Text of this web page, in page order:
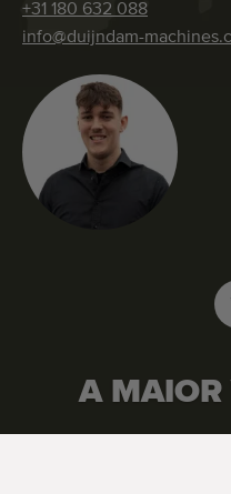
+31 180 632 088
info@duijndam-
A MAIOR